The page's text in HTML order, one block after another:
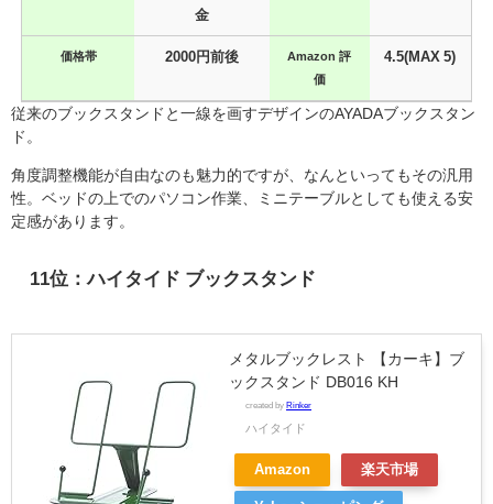
金
価格帯 2000円前後
Amazon 評
価
4.5(MAX 5)
従来のブックスタンドと一線を画すデザインのAYADAブックスタン
ド。
角度調整機能が自由なのも魅力的ですが、なんといってもその汎用
性。ベッドの上でのパソコン作業、ミニテーブルとしても使える安
定感があります。
11位：ハイタイド ブックスタンド
メタルブックレスト 【カーキ】ブ
ックスタンド DB016 KH
created by Rinker
ハイタイド
Amazon 楽天市場